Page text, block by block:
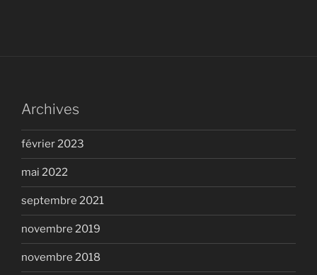
Archives
février 2023
mai 2022
septembre 2021
novembre 2019
novembre 2018